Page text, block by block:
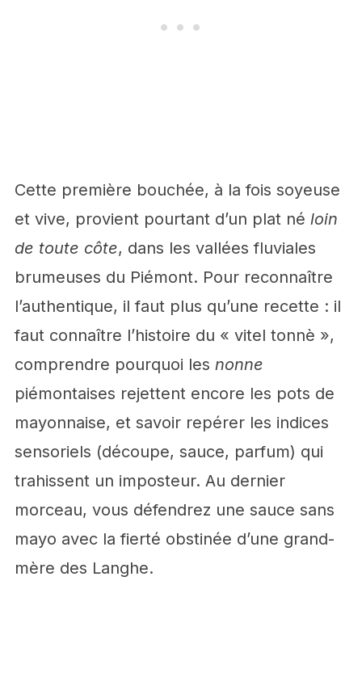
Cette première bouchée, à la fois soyeuse
et vive, provient pourtant d’un plat né loin
de toute côte, dans les vallées fluviales
brumeuses du Piémont. Pour reconnaître
l’authentique, il faut plus qu’une recette : il
faut connaître l’histoire du « vitel tonnè »,
comprendre pourquoi les nonne
piémontaises rejettent encore les pots de
mayonnaise, et savoir repérer les indices
sensoriels (découpe, sauce, parfum) qui
trahissent un imposteur. Au dernier
morceau, vous défendrez une sauce sans
mayo avec la fierté obstinée d’une grand-
mère des Langhe.